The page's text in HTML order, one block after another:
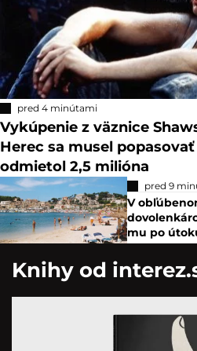
pred 4 minútami
Vykúpenie z väznice
Herec sa musel
odmietol 2,5 milióna
pred 9
V
mu po
Knihy od